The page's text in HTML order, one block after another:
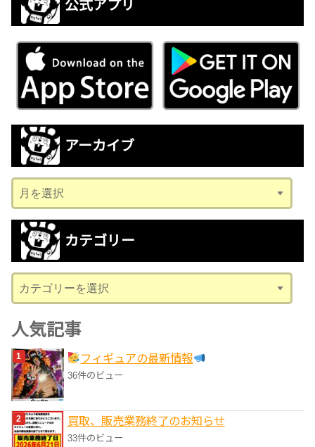
公式アプリ
アーカイブ
ー
カ
ブ
カテゴリー
テ
ゴ
リ
ー
人気記事
フィギュアの最新情報
36件のビュー
買取、販売業務終了のお知らせ
33件のビュー